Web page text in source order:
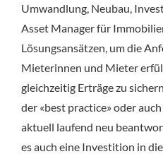
Umwandlung, Neubau,
Asset Manager für
Lösungsansätzen, um die
Mieterinnen und Mieter
gleichzeitig Erträge zu
der «best practice» oder
aktuell laufend neu
es auch eine Investition in